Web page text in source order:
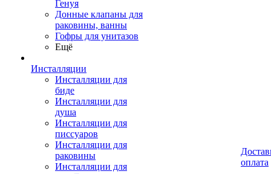
Генуя
Донные клапаны для
раковины, ванны
Гофры для унитазов
Ещё
Инсталляции
Инсталляции для
биде
Инсталляции для
душа
Инсталляции для
писсуаров
Инсталляции для
раковины
Инсталляции для
оплата